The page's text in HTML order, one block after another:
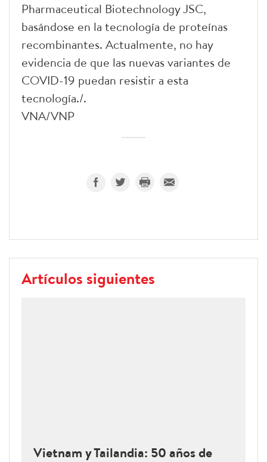
Pharmaceutical Biotechnology JSC,
basándose en la tecnología de proteínas
recombinantes. Actualmente, no hay
evidencia de que las nuevas variantes de
COVID-19 puedan resistir a esta
tecnología./.
VNA/VNP
Artículos siguientes
Vietnam y Tailandia: 50 años de